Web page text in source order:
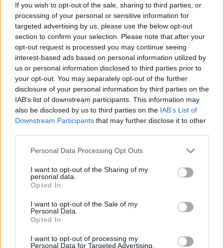
If you wish to opt-out of the sale, sharing to third parties, or
processing of your personal or sensitive information for
targeted advertising by us, please use the below opt-out
section to confirm your selection. Please note that after your
opt-out request is processed you may continue seeing
interest-based ads based on personal information utilized by
us or personal information disclosed to third parties prior to
your opt-out. You may separately opt-out of the further
disclosure of your personal information by third parties on the
IAB’s list of downstream participants. This information may
also be disclosed by us to third parties on the IAB’s List of
Downstream Participants that may further disclose it to other
Please note that this website/app uses one or more Google
not limited to your visit or usage behaviour. You may click to
grant or deny consent to Google and its third-party tags to
use your data for below specified purposes in below Google
consent section.
Personal Data Processing Opt Outs
I want to opt-out of the Sharing of my
personal data.
Opted In
I want to opt-out of the Sale of my
Personal Data.
Opted In
I want to opt-out of processing my
Personal Data for Targeted Advertising.
Επιτρέπεται η διενέργεια δοκιμασιών προσόντων
και συμπεριφοράς όλων των κατηγοριών και
πρακτικών εξετάσεων για απόκτηση Π.Ε.Ι. υπό την
προϋπόθεση τήρησης των ακολούθων:
-- Με ευθύνη του παριστάμενου εκπαιδευτή η
μεταφορά των υποψηφίων από και προς τον
χώρο της εξέτασης υλοποιείται τηρουμένων των
περιοριστικών μέτρων και κανόνων περί
μεταφοράς επιβατών που έχουν ληφθεί λόγω του
Για τους υποψήφιους οδηγούς που δεν είναι
πλήρως εμβολιασμένοι διενέργεια ελέγχου με
τη χρήση rapid test εντός 48 ωρών πριν την